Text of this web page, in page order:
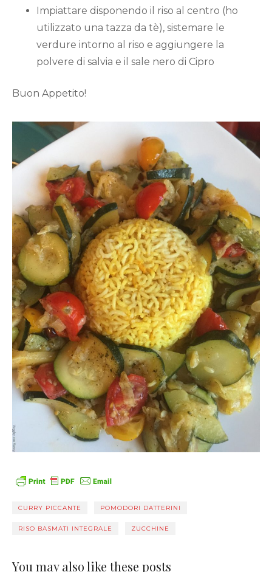
Impiattare disponendo il riso al centro (ho
utilizzato una tazza da tè), sistemare le
verdure intorno al riso e aggiungere la
polvere di salvia e il sale nero di Cipro
Buon Appetito!
CURRY PICCANTE POMODORI DATTERINI
RISO BASMATI INTEGRALE ZUCCHINE
You may also like these posts